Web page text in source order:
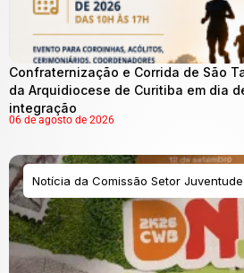
Confraternização e Corrida de São
da Arquidiocese de Curitiba em dia
integração
06 de agosto de 2026
Notícia da Comissão Setor Juventude